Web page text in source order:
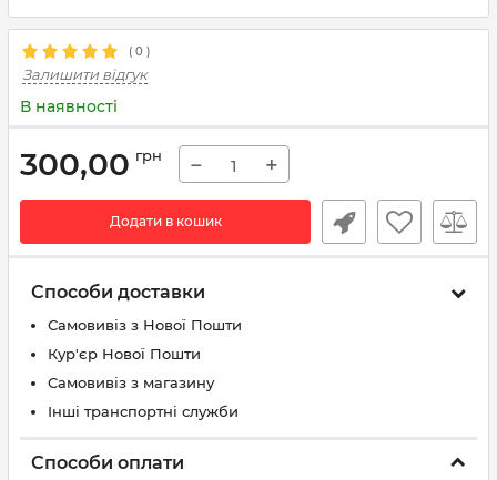
( 0 )
Залишити відгук
В наявності
300,00 грн − +
Додати в кошик
Способи доставки
Самовивіз з Нової Пошти
Кур'єр Нової Пошти
Самовивіз з магазину
Інші транспортні служби
Способи оплати